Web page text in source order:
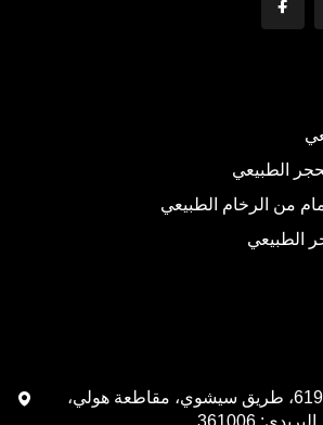
الطبيعي
من الرخام الطبيعي
الطبيعي
الوحدة 201 باء، رقم 619، طريق سيشوي، مقاطعة هولي،
361006